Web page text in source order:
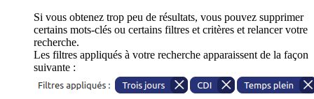
Si vous obtenez trop peu de résultats, vous pouvez supprimer
certains mots-clés ou certains filtres et critères et relancer votre
recherche.
Les filtres appliqués à votre recherche apparaissent de la façon
suivante :